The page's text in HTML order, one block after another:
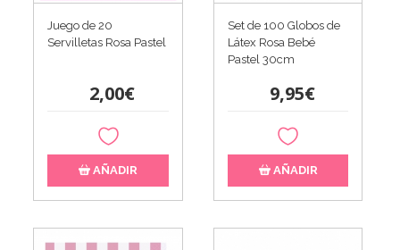
Juego de 20
Servilletas Rosa Pastel
2,00€
AÑADIR
Set de 100 Globos de
Látex Rosa Bebé
Pastel 30cm
9,95€
AÑADIR